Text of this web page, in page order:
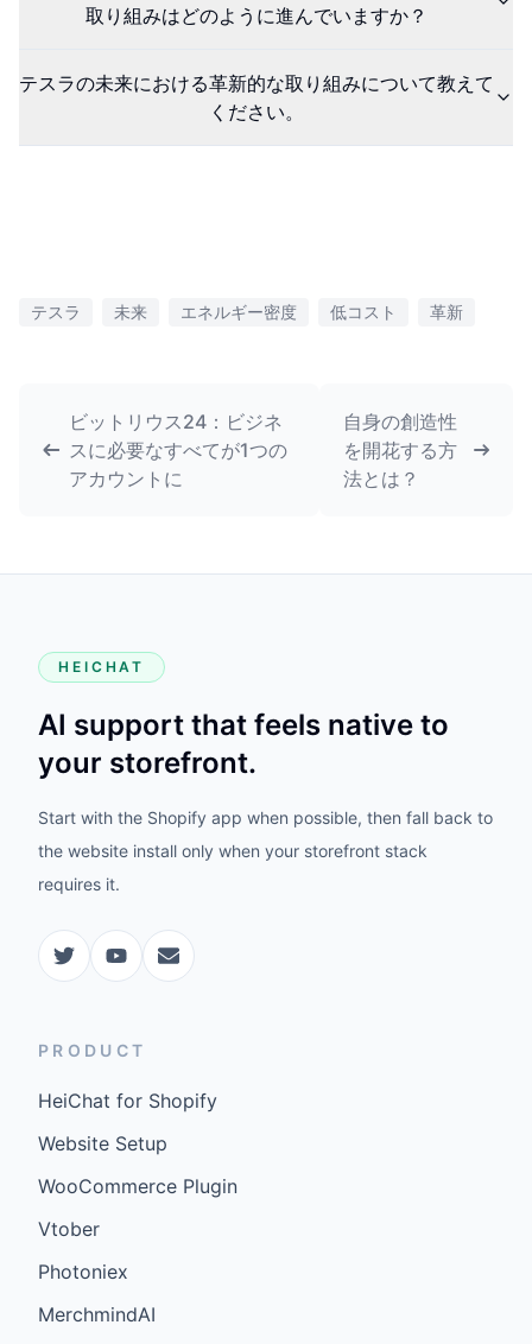
取り組みはどのように進んでいますか？
テスラの未来における革新的な取り組みについて教えて
ください。
テスラ 未来 エネルギー密度 低コスト 革新
ビットリウス24：ビジネ
スに必要なすべてが1つの
アカウントに
自身の創造性
を開花する方
法とは？
HEICHAT
AI support that feels native to
your storefront.
Start with the Shopify app when possible, then fall back to
the website install only when your storefront stack
requires it.
PRODUCT
HeiChat for Shopify
Website Setup
WooCommerce Plugin
Vtober
Photoniex
MerchmindAI